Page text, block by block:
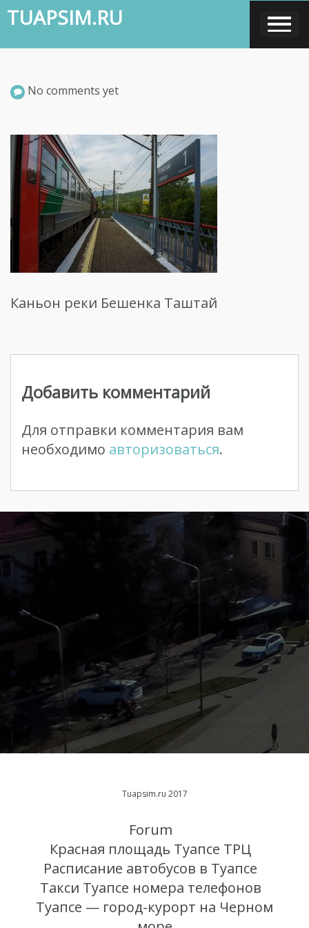
Skip
to
content
TUAPSIM.RU
No comments yet
Каньон реки Бешенка Таштай
Навигация
записям
Добавить комментарий
Для отправки комментария вам
необходимо авторизоваться.
Tuapsim.ru 2017
Forum
Красная площадь Туапсе ТРЦ
Расписание автобусов в Туапсе
Такси Туапсе номера телефонов
Туапсе — город-курорт на Черном